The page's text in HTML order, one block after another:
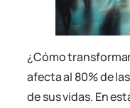
¿Cómo
afecta al 80% de
de sus vidas. En